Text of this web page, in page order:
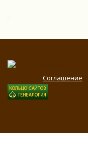
Соглашение